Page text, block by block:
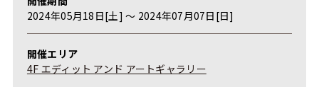
2024年05月18日[土] 〜 2024年07月07日[日]
開催エリア
4F エディット アンド アートギャラリー